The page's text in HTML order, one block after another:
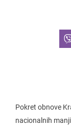
Pokret obnove
nacionalnih